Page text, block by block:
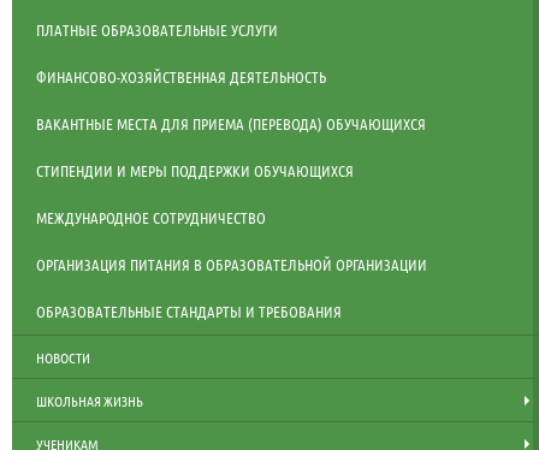
ПЛАТНЫЕ ОБРАЗОВАТЕЛЬНЫЕ УСЛУГИ
ФИНАНСОВО-ХОЗЯЙСТВЕННАЯ ДЕЯТЕЛЬНОСТЬ
ВАКАНТНЫЕ МЕСТА ДЛЯ ПРИЕМА (ПЕРЕВОДА) ОБУЧАЮЩИХСЯ
СТИПЕНДИИ И МЕРЫ ПОДДЕРЖКИ ОБУЧАЮЩИХСЯ
МЕЖДУНАРОДНОЕ СОТРУДНИЧЕСТВО
ОРГАНИЗАЦИЯ ПИТАНИЯ В ОБРАЗОВАТЕЛЬНОЙ ОРГАНИЗАЦИИ
ОБРАЗОВАТЕЛЬНЫЕ СТАНДАРТЫ И ТРЕБОВАНИЯ
НОВОСТИ
ШКОЛЬНАЯ ЖИЗНЬ
УЧЕНИКАМ